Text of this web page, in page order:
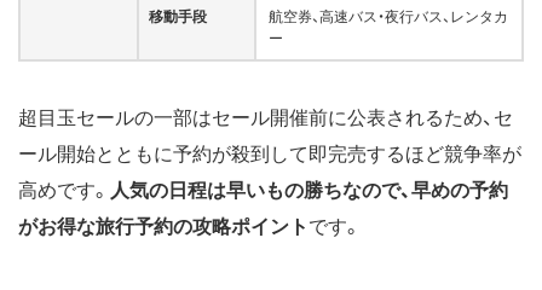
移動手段
航空券、高速バス・夜行バス、レンタカ
ー
超目玉セールの一部はセール開催前に公表されるため、セ
ール開始とともに予約が殺到して即完売するほど競争率が
高めです。 人気の日程は早いもの勝ちなので、早めの予約
がお得な旅行予約の攻略ポイント です。